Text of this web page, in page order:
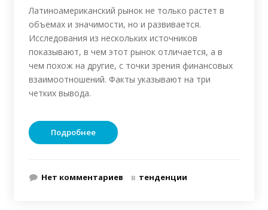
Латиноамериканский рынок не только растет в
объемах и значимости, но и развивается.
Исследования из нескольких источников
показывают, в чем этот рынок отличается, а в
чем похож на другие, с точки зрения финансовых
взаимоотношений. Факты указывают на три
четких вывода.
Подробнее
Нет комментариев в тенденции